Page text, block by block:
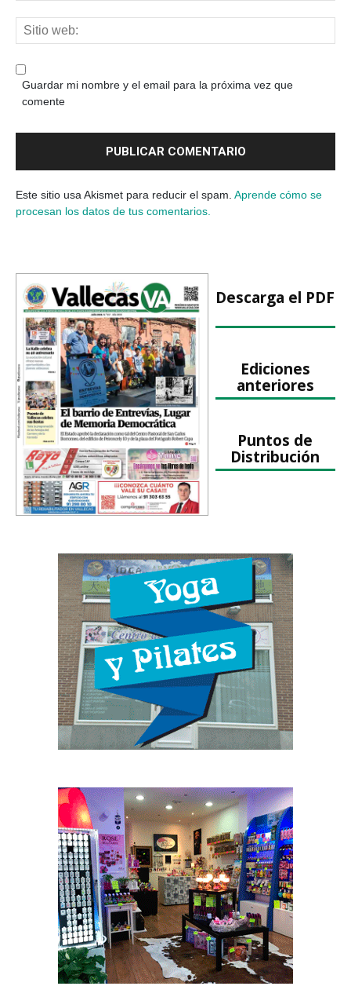
Guardar mi nombre y el email para la próxima vez que
comente
Este sitio usa Akismet para reducir el spam. Aprende cómo se
procesan los datos de tus comentarios.
Descarga el PDF
Ediciones
anteriores
Puntos de
Distribución